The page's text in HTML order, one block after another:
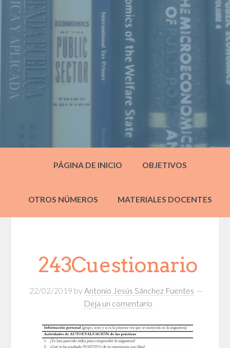
PÁGINA DE INICIO OBJETIVOS
OTROS NÚMEROS MATERIALES DOCENTES
243Cuestionario
22/02/2019 by Antonio Jesús Sánchez Fuentes
Deja un comentario